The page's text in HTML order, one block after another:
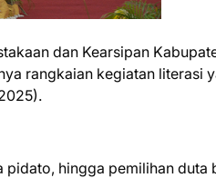
dan Kearsipan
rangkaian kegiatan literasi
hingga pemilihan duta